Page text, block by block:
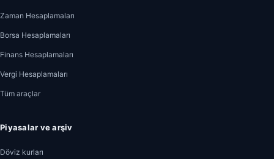
Zaman Hesaplamaları
Borsa Hesaplamaları
Finans Hesaplamaları
Vergi Hesaplamaları
Tüm araçlar
Piyasalar ve arşiv
Döviz kurları